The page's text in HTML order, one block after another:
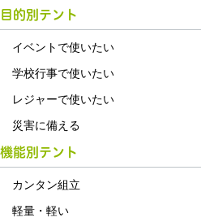
目的別テント
イベントで使いたい
学校行事で使いたい
レジャーで使いたい
災害に備える
機能別テント
カンタン組立
軽量・軽い